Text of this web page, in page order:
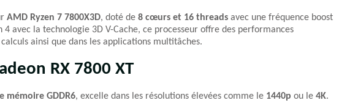
AMD Ryzen 7 7800X3D, doté de 8 cœurs et 16 threads avec une fréquence boost
4 avec la technologie 3D V-Cache, ce processeur offre des performances
ainsi que dans les applications multitâches.
RX 7800 XT
mémoire GDDR6, excelle dans les résolutions élevées comme le 1440p ou le 4K.